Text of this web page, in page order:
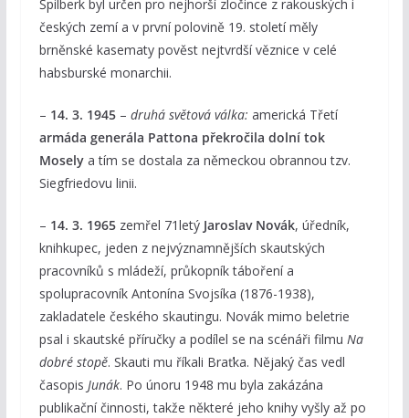
Špilberk byl určen pro nejhorší zločince z rakouských i
českých zemí a v první polovině 19. století měly
brněnské kasematy pověst nejtvrdší věznice v celé
habsburské monarchii.
– 14. 3. 1945– druhá světová válka: americká Třetí
armáda generála Pattona překročila dolní tok
Moselya tím se dostala za německou obrannou tzv.
Siegfriedovu linii.
– 14. 3. 1965zemřel 71letý Jaroslav Novák, úředník,
knihkupec, jeden z nejvýznamnějších skautských
pracovníků s mládeží, průkopník táboření a
spolupracovník Antonína Svojsíka (1876-1938),
zakladatele českého skautingu. Novák mimo beletrie
psal i skautské příručky a podílel se na scénáři filmu Na
dobré stopě. Skauti mu říkali Braťka. Nějaký čas vedl
časopis Junák. Po únoru 1948 mu byla zakázána
publikační činnosti, takže některé jeho knihy vyšly až po